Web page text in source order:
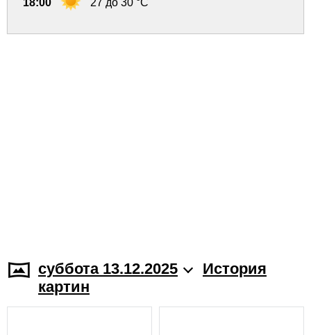
18:00 27 до 30 °C
суббота 13.12.2025
История
картин